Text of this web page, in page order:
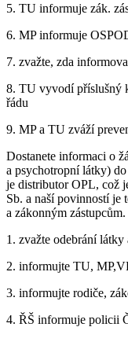
5. TU informuje zák.
6. MP informuje
7. zvažte, zda
8. TU vyvodí příslušný
řádu
9. MP a TU zváží
Dostanete informaci o
a psychotropní látky)
je distributor OPL, což
Sb. a naší povinností je
a zákonným zástupcům.
1. zvažte odebrání
2. informujte TU,
3. informujte rodiče,
4. ŘŠ informuje policii